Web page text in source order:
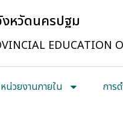
หวัดนครปฐม
EDUCATION
หน่วยงานภายใน การ